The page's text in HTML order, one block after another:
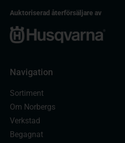
Auktoriserad återförsäljare av
Navigation
Sortiment
Om Norbergs
Verkstad
Begagnat